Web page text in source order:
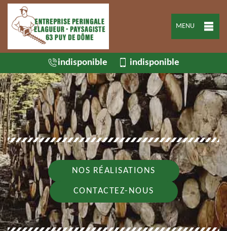
MENU
indisponible indisponible
NOS RÉALISATIONS
CONTACTEZ-NOUS